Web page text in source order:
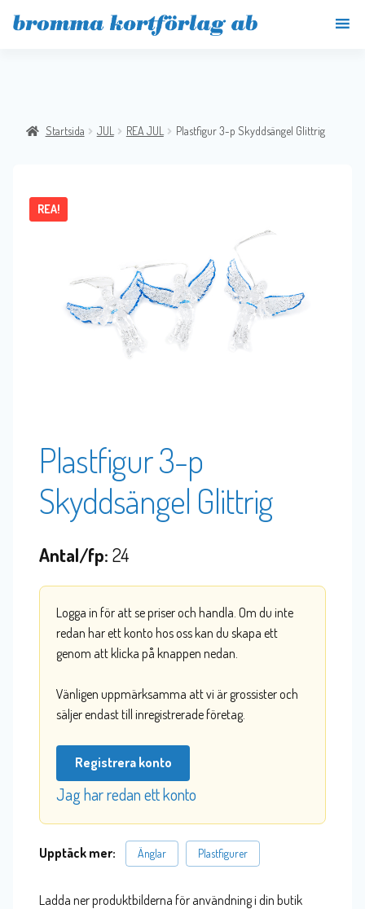
Startsida JUL REA JUL Plastfigur 3-p Skyddsängel Glittrig
REA!
Plastfigur 3-p
Skyddsängel Glittrig
Antal/fp: 24
Logga in för att se priser och handla. Om du inte
redan har ett konto hos oss kan du skapa ett
genom att klicka på knappen nedan.
Vänligen uppmärksamma att vi är grossister och
säljer endast till inregistrerade företag.
Registrera konto
Jag har redan ett konto
Upptäck mer: Änglar Plastfigurer
Ladda ner produktbilderna för användning i din butik